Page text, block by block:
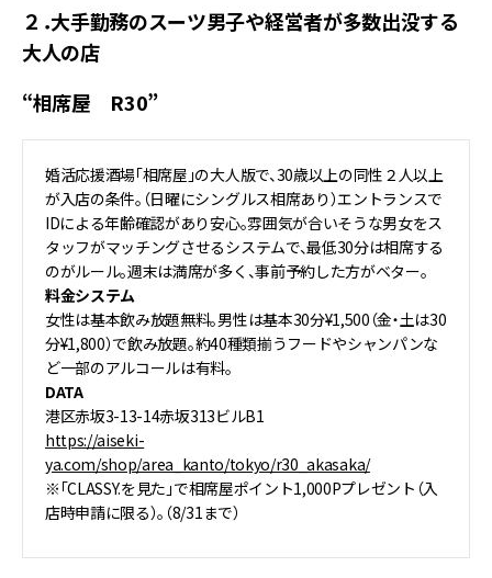
２．大手勤務のスーツ男子や経営者が多数出没する
大人の店
“相席屋 R30”
婚活応援酒場「相席屋」の大人版で、30歳以上の同性２人以上
が入店の条件。（日曜にシングルス相席あり）エントランスで
IDによる年齢確認があり安心。雰囲気が合いそうな男女をス
タッフがマッチングさせるシステムで、最低30分は相席する
のがルール。週末は満席が多く、事前予約した方がベター。
料金システム
女性は基本飲み放題無料。男性は基本30分¥1,500（金・土は30
分¥1,800）で飲み放題。約40種類揃うフードやシャンパンな
ど一部のアルコールは有料。
DATA
港区赤坂3-13-14赤坂313ビルB1
https://aiseki-
ya.com/shop/area_kanto/tokyo/r30_akasaka/
※「CLASSY.を見た」で相席屋ポイント1,000Pプレゼント（入
店時申請に限る）。（8/31まで）